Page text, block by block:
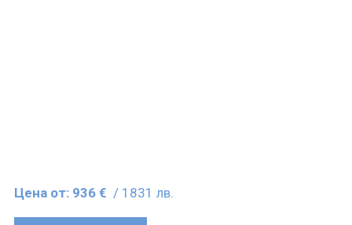
Цена от: 936 € / 1831 лв.